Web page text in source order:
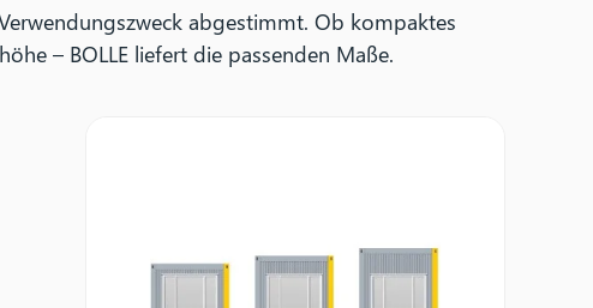
abgestimmt. Ob kompaktes
– BOLLE liefert die passenden Maße.